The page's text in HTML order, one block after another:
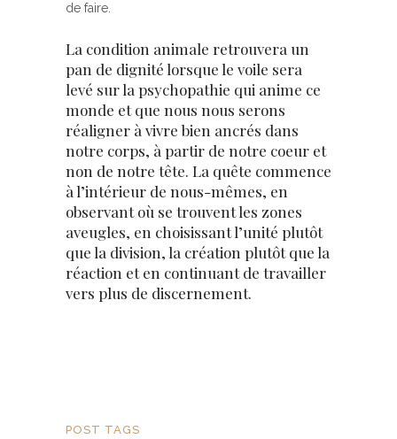
de faire.
La condition animale retrouvera un
pan de dignité lorsque le voile sera
levé sur la psychopathie qui anime ce
monde et que nous nous serons
réaligner à vivre bien ancrés dans
notre corps, à partir de notre coeur et
non de notre tête. La quête commence
à l’intérieur de nous-mêmes, en
observant où se trouvent les zones
aveugles, en choisissant l’unité plutôt
que la division, la création plutôt que la
réaction et en continuant de travailler
vers plus de discernement.
POST TAGS